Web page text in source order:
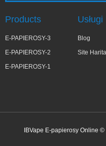
Products
E-PAPIEROSY-3
E-PAPIEROSY-2
E-PAPIEROSY-1
Usługi
Blog
Site
IBVape E-papierosy Online